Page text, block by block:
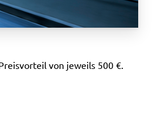
von jeweils 500 €.